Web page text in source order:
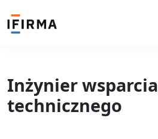
Inżynier wsparcia
technicznego